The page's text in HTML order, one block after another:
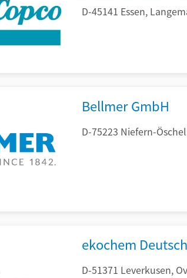
D-45141 Essen,
Bellmer GmbH
D-75223 Niefern-
ekochem
D-51371 Leverkusen,